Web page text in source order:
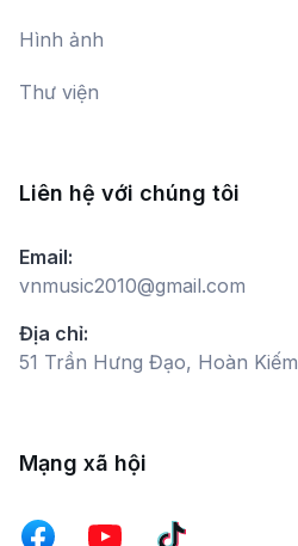
Hồ Quỳnh Hương,
Những Người
Hình ảnh
Thư viện
Liên hệ với chúng tôi
Email:
vnmusic2010@gmail.com
Địa chỉ:
51 Trần Hưng Đạo, Hoàn
Mạng xã hội